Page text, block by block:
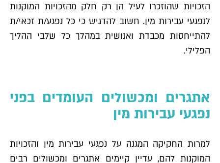
הזכויות שהוזכרו לעיל הן רק חלק מהזכויות המוקנות
לנפגעי עבירות מין. חשוב להדגיש כי כל נפגע/ת זכאי/ת
להתייחסות מכבדת ואנושית במהלך כל שלבי ההליך
הפלילי.
אתגרים ומכשולים העומדים בפני
נפגעי עבירות מין
למרות החקיקה המגנה על נפגעי עבירות מין והזכויות
המוקנות להם, עדיין קיימים אתגרים ומכשולים רבים